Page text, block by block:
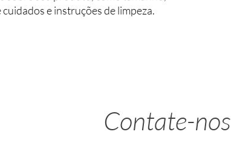
e instruções de limpeza.
Contate-nos